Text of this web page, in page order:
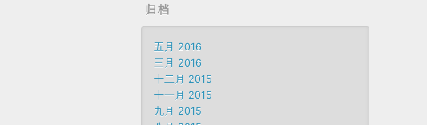
归档
五月 2016
三月 2016
十二月 2015
十一月 2015
九月 2015